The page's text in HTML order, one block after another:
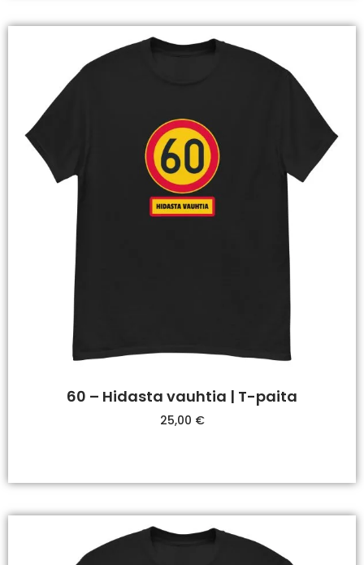
60 – Hidasta vauhtia | T-paita
25,00 €